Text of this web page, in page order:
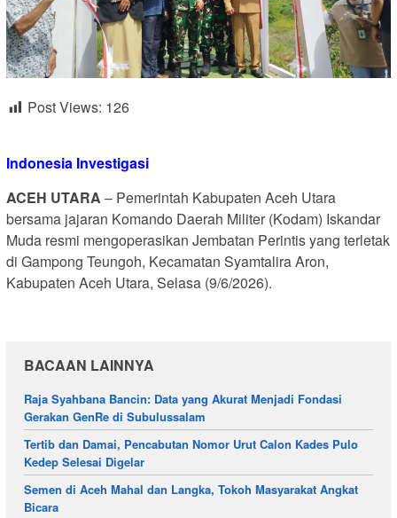
Post Views: 126
Indonesia Investigasi
ACEH UTARA – Pemerintah Kabupaten Aceh Utara
bersama jajaran Komando Daerah Militer (Kodam) Iskandar
Muda resmi mengoperasikan Jembatan Perintis yang terletak
di Gampong Teungoh, Kecamatan Syamtalira Aron,
Kabupaten Aceh Utara, Selasa (9/6/2026).
BACAAN LAINNYA
Raja Syahbana Bancin: Data yang Akurat Menjadi Fondasi
Gerakan GenRe di Subulussalam
Tertib dan Damai, Pencabutan Nomor Urut Calon Kades Pulo
Kedep Selesai Digelar
Semen di Aceh Mahal dan Langka, Tokoh Masyarakat Angkat
Bicara